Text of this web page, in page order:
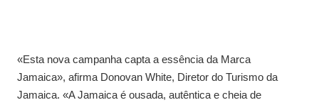
«Esta nova campanha capta a essência da Marca
Jamaica», afirma Donovan White, Diretor do Turismo da
Jamaica. «A Jamaica é ousada, autêntica e cheia de